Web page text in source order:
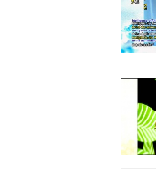
153